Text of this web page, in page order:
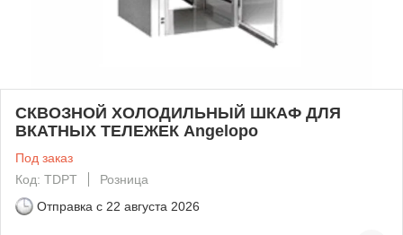
СКВОЗНОЙ ХОЛОДИЛЬНЫЙ ШКАФ ДЛЯ
ВКАТНЫХ ТЕЛЕЖЕК Angelopo
Под заказ
Код: TDPT
Розница
Отправка с 22 августа 2026